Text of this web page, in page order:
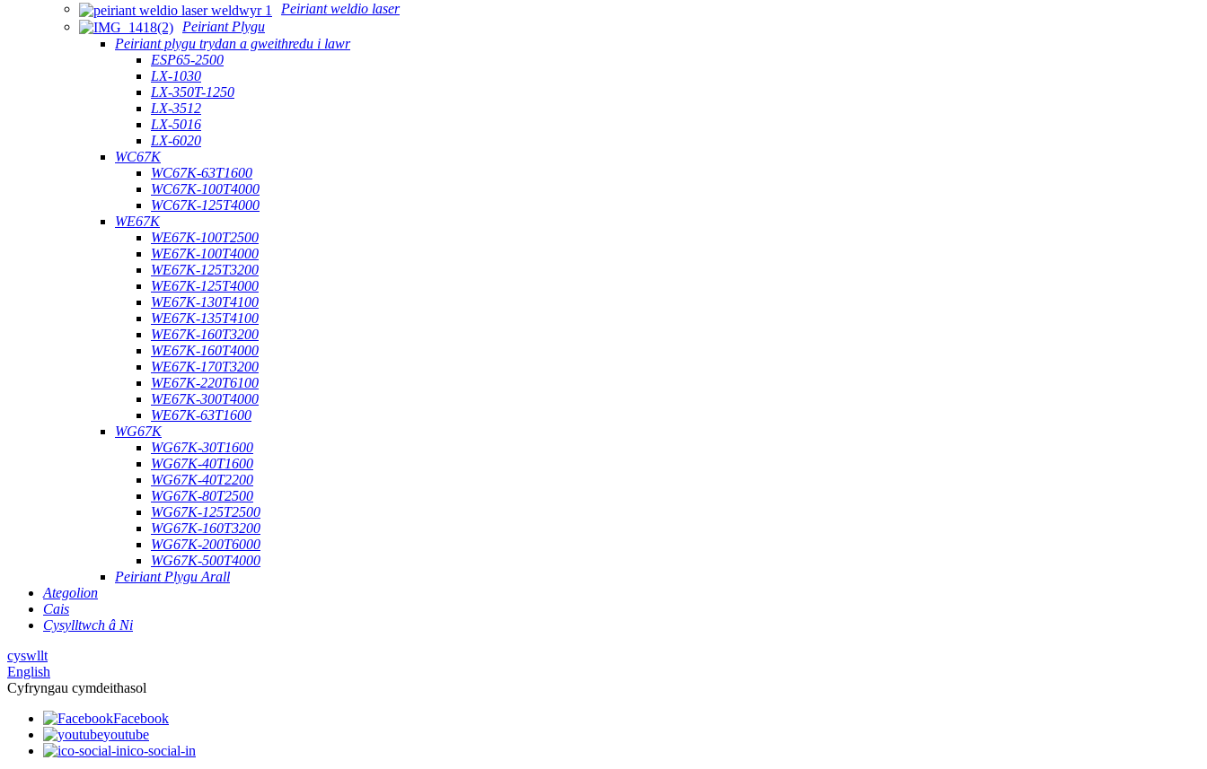
Peiriant weldio laser
Peiriant Plygu
Peiriant plygu trydan a gweithredu i lawr
ESP65-2500
LX-1030
LX-350T-1250
LX-3512
LX-5016
LX-6020
WC67K
WC67K-63T1600
WC67K-100T4000
WC67K-125T4000
WE67K
WE67K-100T2500
WE67K-100T4000
WE67K-125T3200
WE67K-125T4000
WE67K-130T4100
WE67K-135T4100
WE67K-160T3200
WE67K-160T4000
WE67K-170T3200
WE67K-220T6100
WE67K-300T4000
WE67K-63T1600
WG67K
WG67K-30T1600
WG67K-40T1600
WG67K-40T2200
WG67K-80T2500
WG67K-125T2500
WG67K-160T3200
WG67K-200T6000
WG67K-500T4000
Peiriant Plygu Arall
Ategolion
Cais
Cysylltwch â Ni
cyswllt
English
Cyfryngau cymdeithasol
Facebook
youtube
ico-social-in